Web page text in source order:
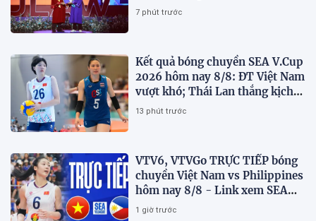
7 phút trước
Kết quả bóng chuyền SEA V.Cup
2026 hôm nay 8/8: ĐT Việt Nam
vượt khó; Thái Lan thắng kịch
tính
13 phút trước
VTV6, VTVGo TRỰC TIẾP bóng
chuyền Việt Nam vs Philippines
hôm nay 8/8 - Link xem SEA
V.Cup 2026 mới nhất
1 giờ trước